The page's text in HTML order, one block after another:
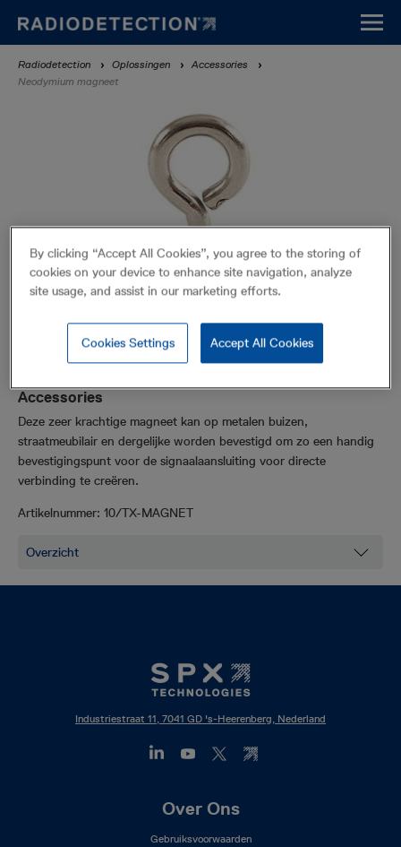
naar
inhoud
Kruimelpad
Radiodetection Oplossingen
Accessories
Neodymium magneet
Neodymium magneet
Accessories
Deze zeer krachtige magneet kan op metalen buizen,
straatmeubilair en dergelijke worden bevestigd om zo een handig
bevestigingspunt voor de signaalaansluiting voor directe
verbinding te creëren.
Artikelnummer: 10/TX-MAGNET
Industriestraat 11, 7041 GD 's-Heerenberg, Nederland
Over Ons
Gebruiksvoorwaarden
By clicking “Accept All Cookies”, you agree to the storing of
cookies on your device to enhance site navigation, analyze
site usage, and assist in our marketing efforts.
Accept All Cookies
Cookies Settings